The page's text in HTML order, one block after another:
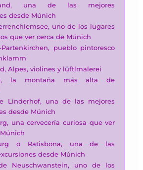
una de las mejores
desde Múnich
uno de los lugares
que ver cerca de Múnich
Partenkirchen, pueblo pintoresco
Alpes, violines y lüftlmalerei
la montaña más alta de
Linderhof, una de las mejores
desde Múnich
una cervecería curiosa que ver
o Ratisbona, una de las
desde Múnich
Neuschwanstein, uno de los